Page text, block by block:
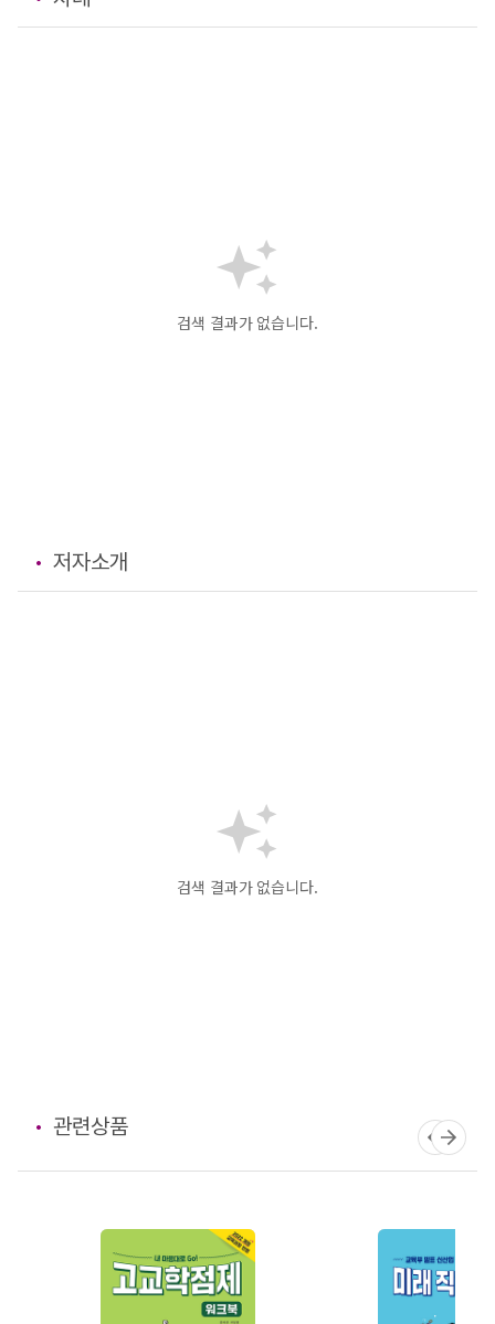
검색 결과가 없습니다.
저자소개
검색 결과가 없습니다.
관련상품